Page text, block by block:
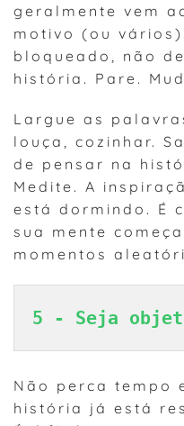
geralmente vem
motivo (ou
bloqueado, não
história. Pare.
Largue as
louça, cozinhar.
de pensar na
Medite. A
está dormindo. É
sua mente
momentos
5 - Seja
Não perca tempo
história já está